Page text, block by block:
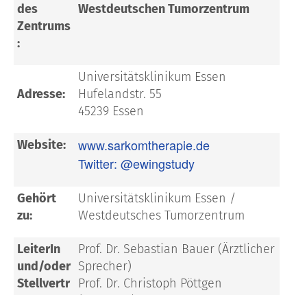
des
Zentrums
:
Westdeutschen Tumorzentrum
Adresse:
Universitätsklinikum Essen
Hufelandstr. 55
45239 Essen
Website:
www.sarkomtherapie.de
Twitter: @ewingstudy
Gehört
zu:
Universitätsklinikum Essen /
Westdeutsches Tumorzentrum
LeiterIn
und/oder
Stellvertr
Prof. Dr. Sebastian Bauer (Ärztlicher
Sprecher)
Prof. Dr. Christoph Pöttgen